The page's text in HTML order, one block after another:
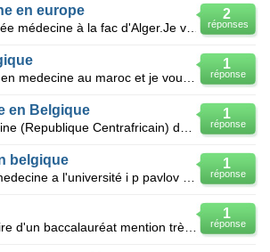
2
réponses
en europe
Bonjour, Je suis un étudiant en 4ème année médecine à la fac d'Alger.Je veux poursuivre mes études
1
réponse
1
réponse
en Belgique
1
réponse
belgique
1
réponse
Bonjour je suis étudiante marocaine titulaire d'un baccalauréat mention très bien. actuellement je